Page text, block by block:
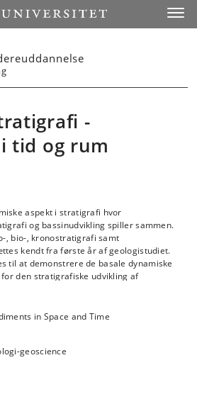
-
tid og rum
aspekt i stratigrafi hvor
og bassinudvikling spiller sammen.
, bio-, kronostratigrafi samt
kendt fra første år af geologistudiet.
til at demonstrere de basale dynamiske
den stratigrafiske udvikling af
eksempler med log korrelation,
modellering.
en 6 dages felttur sammen med "
geokemi" (første uge af blok).
delvist i den efterfølgende
foregår ved kombinerede
in Space and Time
geoscience